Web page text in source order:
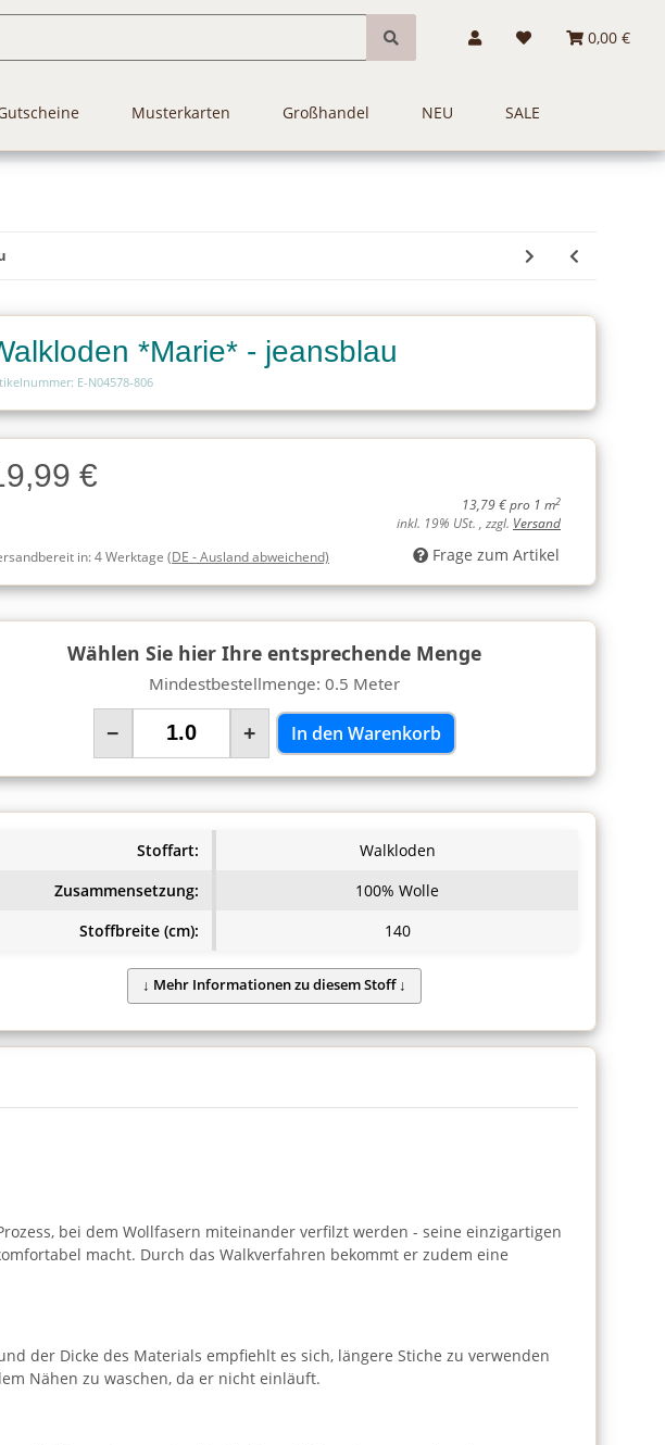
0,00 €
Musterkarten Großhandel NEU SALE
*Marie* - jeansblau
E-N04578-806
€
13,79 € pro 1 m2
inkl. 19% USt. , zzgl. Versand
in:4 Werktage (DE - Ausland abweichend) Frage zum Artikel
Wählen Sie hier Ihre entsprechende Menge
Mindestbestellmenge: 0.5 Meter
− + In den Warenkorb
Stoffart:
Walkloden
Zusammensetzung:
100% Wolle
Stoffbreite (cm):
140
bei dem Wollfasern miteinander verfilzt werden - seine einzigartigen
macht. Durch das Walkverfahren bekommt er zudem eine
der Dicke des Materials empfiehlt es sich, längere Stiche zu verwenden
Nähen zu waschen, da er nicht einläuft.